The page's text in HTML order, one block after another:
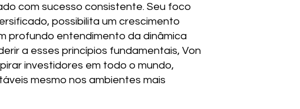
com sucesso consistente. Seu foco
possibilita um crescimento
profundo entendimento da dinâmica
a esses princípios fundamentais, Von
investidores em todo o mundo,
mesmo nos ambientes mais